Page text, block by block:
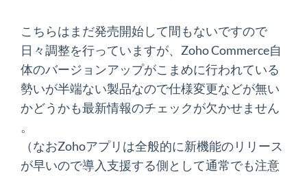
こちらはまだ発売開始して間もないですので
日々調整を行っていますが、Zoho Commerce自
体のバージョンアップがこまめに行われている
勢いが半端ない製品なので仕様変更などが無い
かどうかも最新情報のチェックが欠かせません
。
（なおZohoアプリは全般的に新機能のリリース
が早いので導入支援する側として通常でも注意